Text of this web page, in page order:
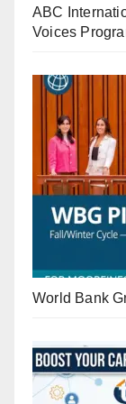
ABC
Voices
World Bank